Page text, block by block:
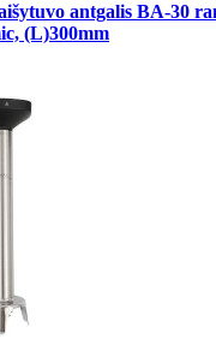
antgalis BA-30
(L)300mm